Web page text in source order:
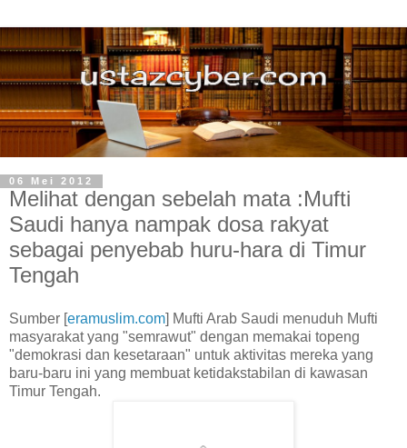
06 Mei 2012
Melihat dengan sebelah mata :Mufti
Saudi hanya nampak dosa rakyat
sebagai penyebab huru-hara di Timur
Tengah
Sumber [eramuslim.com] Mufti Arab Saudi menuduh Mufti
masyarakat yang "semrawut" dengan memakai topeng
"demokrasi dan kesetaraan" untuk aktivitas mereka yang
baru-baru ini yang membuat ketidakstabilan di kawasan
Timur Tengah.